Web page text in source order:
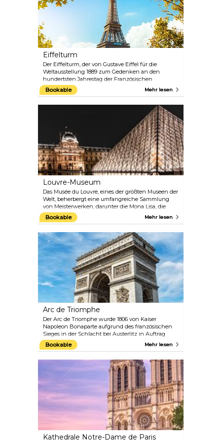
Eiffelturm
Der Eiffelturm, der von Gustave Eiffel für die
Weltausstellung 1889 zum Gedenken an den
hundertsten Jahrestag der Französischen
Revolution erbaut wurde, ist heute eines der
bekanntesten und meistbesuchten Denkmäler der
Besucher an. Mit einer Höhe von 324 Metern (1.063
Fuß) und einem Gewicht von über 10.000 Tonnen
überragt er die Stadt und ist ein imposantes
Monument und technisches Meisterwerk. Klettern
Sie bis ganz nach oben, um einen
atemberaubenden Blick auf die Stadt des Lichts zu
genießen.
Bookable Mehr lesen
Louvre-Museum
Das Musée du Louvre, eines der größten Museen der
Welt, beherbergt eine umfangreiche Sammlung
von Meisterwerken, darunter die Mona Lisa, die
Venus von Milo und Werke von Rembrandt,
Vermeer und Caravaggio. Sein ikonischer Eingang
du Louvre geschmückt. Mit 35.000 Gemälden,
Skulpturen und Artefakten, die von der assyrischen
bis zur islamischen Kunst reichen, sowie
Antiquitäten aus der Vorgeschichte bis zum 19.
Jahrhundert ist das Louvre eine kulturelle
Fundgrube im Herzen von Paris.
Bookable Mehr lesen
Arc de Triomphe
Der Arc de Triomphe wurde 1806 von Kaiser
Napoleon Bonaparte aufgrund des französischen
Sieges in der Schlacht bei Austerlitz in Auftrag
gegeben. Seine Errichtung dauerte 30 Jahre und
wurde 1836, 15 Jahre nach Napoleons Tod, vom
einer Höhe von 50 Metern (164 Fuß) ist er eines der
berühmtesten Denkmäler von Paris. Der Bogen
befindet sich in der Mitte des Place Charles de
Gaulle am westlichen Ende der Avenue des
Champs-Élysées und ehrt diejenigen, die während
der Französischen Revolution und der
Napoleonischen Kriege für Frankreich gekämpft
haben und gestorben sind. Unter seinem Gewölbe
befindet sich das Grabmal des unbekannten
Soldaten aus dem Ersten Weltkrieg.
Bookable Mehr lesen
Kathedrale Notre-Dame de Paris